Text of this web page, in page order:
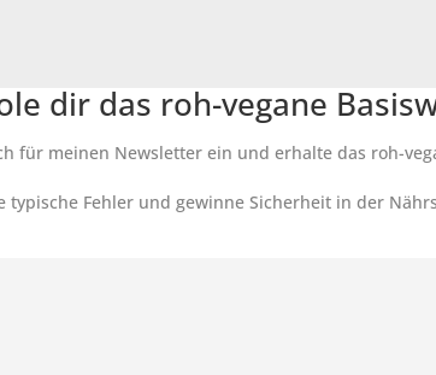
dir das roh-vegane
für meinen Newsletter ein und erhalte das roh-
typische Fehler und gewinne Sicherheit in der